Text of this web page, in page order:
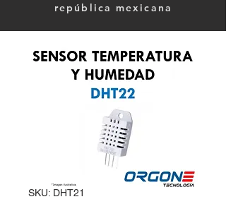
república mexicana
SKU: DHT21